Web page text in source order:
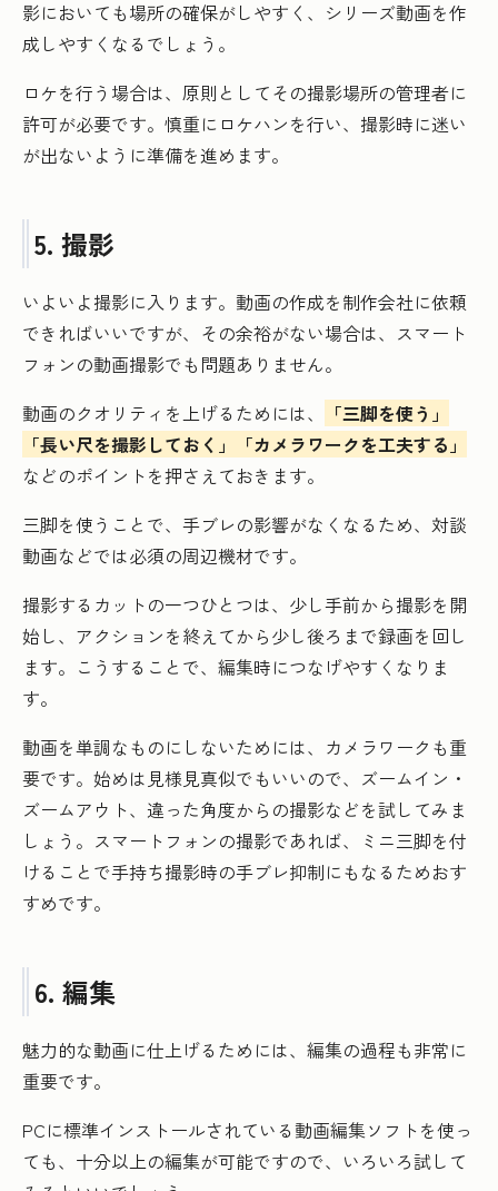
影においても場所の確保がしやすく、シリーズ動画を作
成しやすくなるでしょう。
ロケを行う場合は、原則としてその撮影場所の管理者に
許可が必要です。慎重にロケハンを行い、撮影時に迷い
が出ないように準備を進めます。
5. 撮影
いよいよ撮影に入ります。動画の作成を制作会社に依頼
できればいいですが、その余裕がない場合は、スマート
フォンの動画撮影でも問題ありません。
動画のクオリティを上げるためには、
「三脚を使う」
「長い尺を撮影しておく」「カメラワークを工夫する」
などのポイントを押さえておきます。
三脚を使うことで、手ブレの影響がなくなるため、対談
動画などでは必須の周辺機材です。
撮影するカットの一つひとつは、少し手前から撮影を開
始し、アクションを終えてから少し後ろまで録画を回し
ます。こうすることで、編集時につなげやすくなりま
す。
動画を単調なものにしないためには、カメラワークも重
要です。始めは見様見真似でもいいので、ズームイン・
ズームアウト、違った角度からの撮影などを試してみま
しょう。スマートフォンの撮影であれば、ミニ三脚を付
けることで手持ち撮影時の手ブレ抑制にもなるためおす
すめです。
6. 編集
魅力的な動画に仕上げるためには、編集の過程も非常に
重要です。
PCに標準インストールされている動画編集ソフトを使っ
ても、十分以上の編集が可能ですので、いろいろ試して